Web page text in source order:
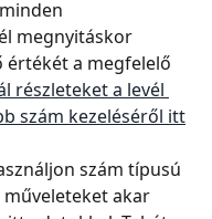
megnyitáskor
értékét a megfelelő
részleteket a levél
szám kezeléséről itt
szám típusú
akar